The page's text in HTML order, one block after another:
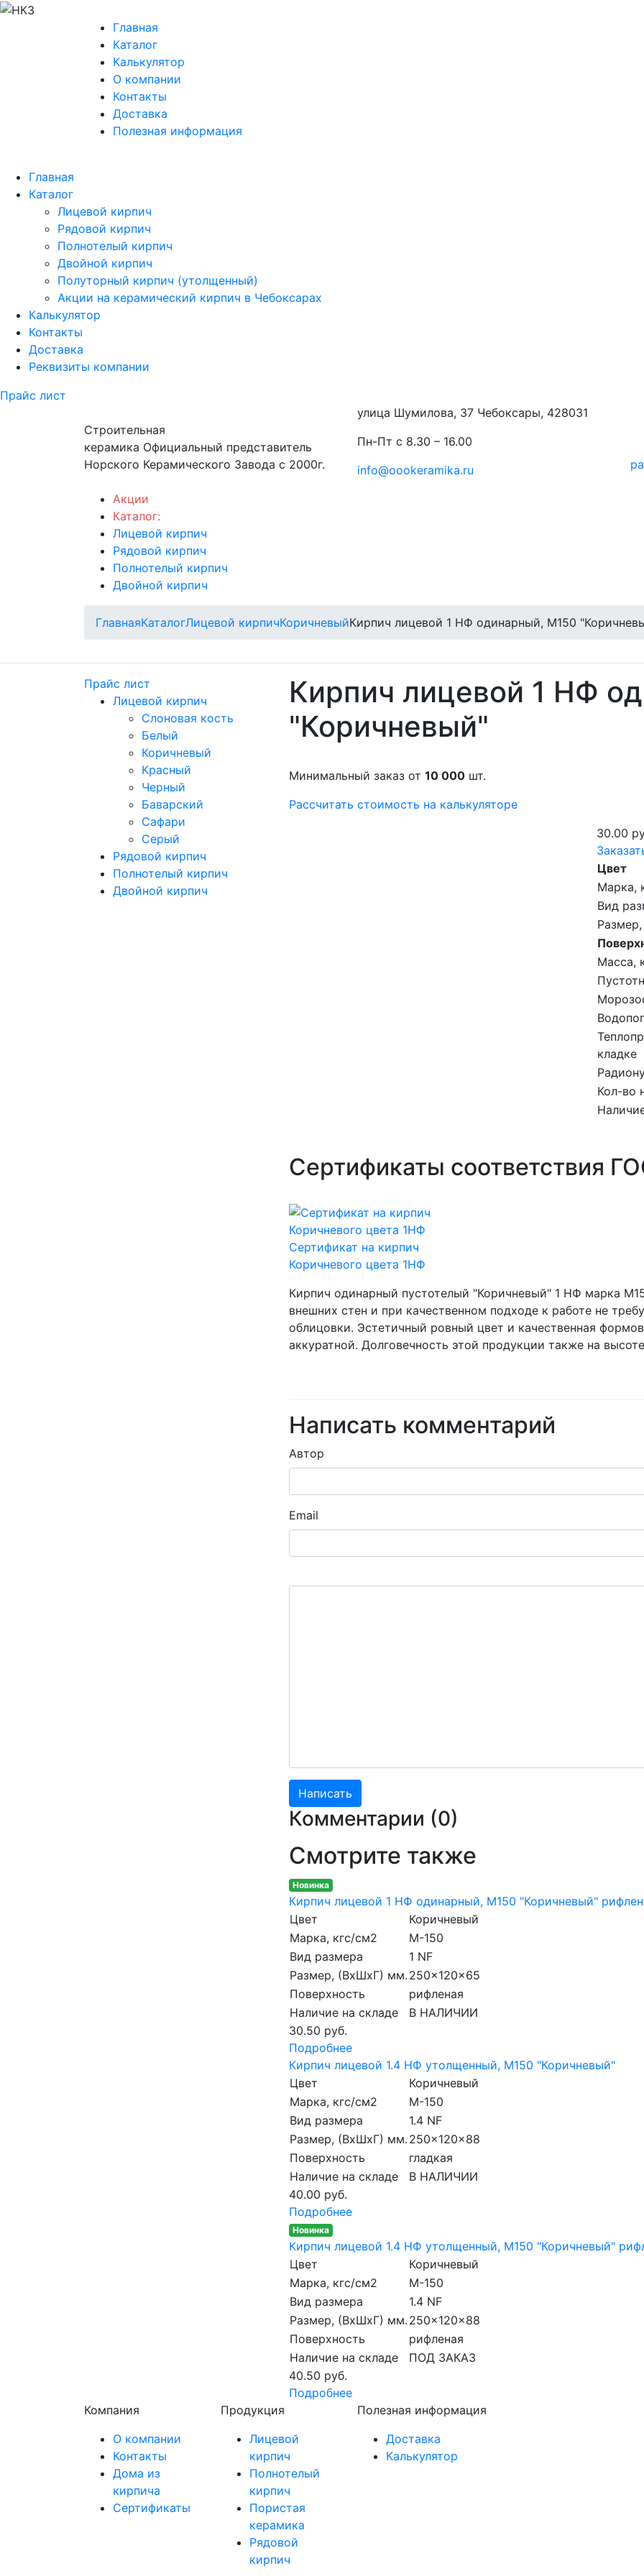
Главная
Каталог
Калькулятор
О компании
Контакты
Доставка
Полезная информация
Главная
Каталог
Лицевой кирпич
Рядовой кирпич
Полнотелый кирпич
Двойной кирпич
Полуторный кирпич (утолщенный)
Акции на керамический кирпич в Чебоксарах
Калькулятор
Контакты
Доставка
Реквизиты компании
Прайс лист
Строительная
керамика Официальный представитель
Норского Керамического Завода с 2000г.
улица Шумилова, 37 Чебоксары, 428031
Пн-Пт с 8.30 – 16.00
info@oookeramika.ru
Акции
Каталог:
Лицевой кирпич
Рядовой кирпич
Полнотелый кирпич
Двойной кирпич
ГлавнаяКаталогЛицевой кирпичКоричневыйКирпич лицевой 1 НФ одинарный, M150
Прайс лист
Лицевой кирпич
Слоновая кость
Белый
Коричневый
Красный
Черный
Баварский
Сафари
Серый
Рядовой кирпич
Полнотелый кирпич
Двойной кирпич
Кирпич лицевой 1 НФ
"Коричневый"
Минимальный заказ от 10 000 шт.
Рассчитать стоимость на калькуляторе
30.00
Цвет
Марка,
Вид
Масса,
кладке
Кол-во
Сертификаты соответствия
Сертификат на кирпич
Коричневого цвета 1НФ
Кирпич одинарный пустотелый "Коричневый" 1 НФ марка
внешних стен и при качественном подходе к работе не
облицовки. Эстетичный ровный цвет и качественная
аккуратной. Долговечность этой продукции также на
Написать комментарий
Автор
Email
Комментарии (0)
Смотрите также
Новинка
Кирпич лицевой 1 НФ одинарный, M150 "Коричневый"
Цвет
Коричневый
Марка, кгс/см2
M-150
Вид размера
1 NF
Размер, (ВхШхГ) мм. 250x120x65
Поверхность
рифленая
Наличие на складе
В НАЛИЧИИ
30.50 руб.
Подробнее
Кирпич лицевой 1.4 НФ утолщенный, M150 "Коричневый"
Цвет
Коричневый
Марка, кгс/см2
M-150
Вид размера
1.4 NF
Размер, (ВхШхГ) мм. 250x120x88
Поверхность
гладкая
Наличие на складе
В НАЛИЧИИ
40.00 руб.
Подробнее
Новинка
Кирпич лицевой 1.4 НФ утолщенный, M150 "Коричневый"
Цвет
Коричневый
Марка, кгс/см2
M-150
Вид размера
1.4 NF
Размер, (ВхШхГ) мм. 250x120x88
Поверхность
рифленая
Наличие на складе
ПОД ЗАКАЗ
40.50 руб.
Подробнее
Компания
О компании
Контакты
Дома из
кирпича
Сертификаты
Продукция
Лицевой
кирпич
Полнотелый
кирпич
Пористая
керамика
Рядовой
кирпич
Полезная информация
Доставка
Калькулятор